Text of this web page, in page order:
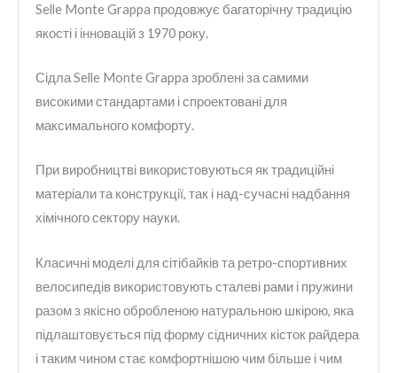
Selle Monte Grappa продовжує багаторічну традицію
якості і інновацій з 1970 року.
Сідла Selle Monte Grappa зроблені за самими
високими стандартами і спроектовані для
максимального комфорту.
При виробництві використовуються як традиційні
матеріали та конструкції, так і над-сучасні надбання
хімічного сектору науки.
Класичні моделі для сітібайків та ретро-спортивних
велосипедів використовують сталеві рами і пружини
разом з якісно обробленою натуральною шкірою, яка
підлаштовується під форму сідничних кісток райдера
і таким чином стає комфортнішою чим більше і чим